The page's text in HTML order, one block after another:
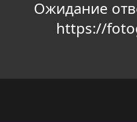
Ожидание
https://